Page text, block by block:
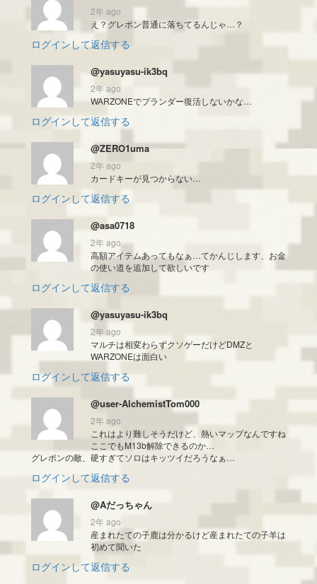
2年 ago
え？グレポン普通に落ちてるんじゃ…？
ログインして返信する
@yasuyasu-ik3bq
2年 ago
WARZONEでプランダー復活しないかな…
ログインして返信する
@ZERO1uma
2年 ago
カードキーが見つからない…
ログインして返信する
@asa0718
2年 ago
高額アイテムあってもなぁ…てかんじします、お金
の使い道を追加して欲しいです
ログインして返信する
@yasuyasu-ik3bq
2年 ago
マルチは相変わらずクソゲーだけどDMZと
WARZONEは面白い
ログインして返信する
@user-AlchemistTom000
2年 ago
これはより難しそうだけど、熱いマップなんですね
ここでもM13b解除できるのか…
グレポンの敵、硬すぎてソロはキッツイだろうなぁ…
ログインして返信する
@Aだっちゃん
2年 ago
産まれたての子鹿は分かるけど産まれたての子羊は
初めて聞いた
ログインして返信する